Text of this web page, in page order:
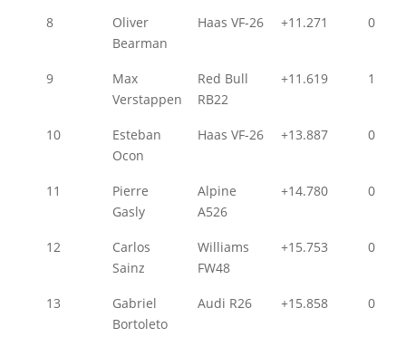
8
Oliver
Bearman
Haas VF-26 +11.271 0
9
Max
Verstappen
Red Bull
RB22
+11.619 1
10
Esteban
Ocon
Haas VF-26 +13.887 0
11
Pierre
Gasly
Alpine
A526
+14.780 0
12
Carlos
Sainz
Williams
FW48
+15.753 0
13
Gabriel
Bortoleto
Audi R26 +15.858 0